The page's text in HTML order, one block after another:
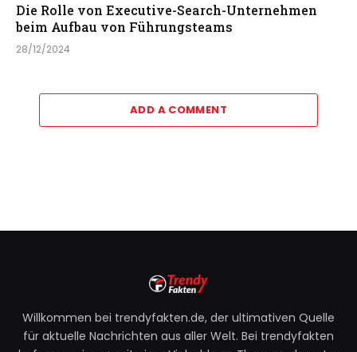
Die Rolle von Executive-Search-Unternehmen
beim Aufbau von Führungsteams
28/12/2024
ADD A COMMENT
Willkommen bei trendyfakten.de, der ultimativen Quelle
für aktuelle Nachrichten aus aller Welt. Bei trendyfakten